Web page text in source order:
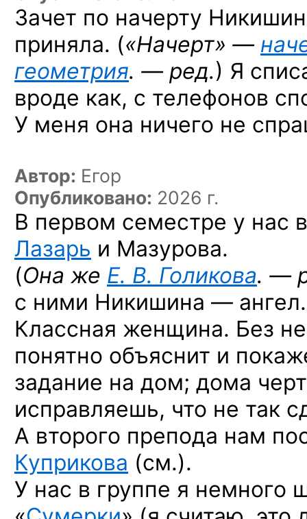
Зачет по начерту
приняла. («Начерт» —
геометрия. — ред.) Я
вроде как, с телефонов
У меня она ничего не
Автор: Егор
Опубликовано: 2026 г.
В первом семестре у нас
Лазарь и Мазурова.
(Она же Е. В. Голикова. —
с ними Никишина — ангел.
Классная женщина. Без
понятно объяснит и
задание на дом; дома
исправляешь, что не так
А второго препода нам
Куприкова (см.).
У нас в группе я немного